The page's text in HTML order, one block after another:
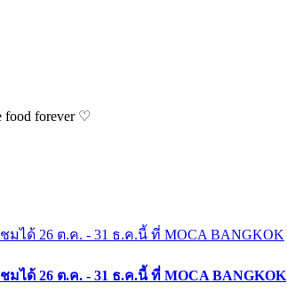
forever ♡
ได้ 26 ต.ค. - 31 ธ.ค.นี้ ที่ MOCA BANGKOK